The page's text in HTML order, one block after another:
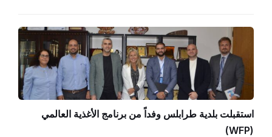
استقبلت بلدية طرابلس وفداً من برنامج الأغذية العالمي
(WFP)